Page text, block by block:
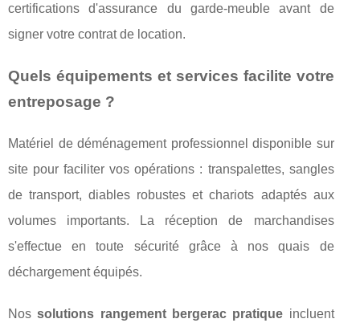
certifications d'assurance du garde-meuble avant de
signer votre contrat de location.
Quels équipements et services facilite votre
entreposage ?
Matériel de déménagement professionnel disponible sur
site pour faciliter vos opérations : transpalettes, sangles
de transport, diables robustes et chariots adaptés aux
volumes importants. La réception de marchandises
s'effectue en toute sécurité grâce à nos quais de
déchargement équipés.
Nossolutions rangement bergerac pratique incluent